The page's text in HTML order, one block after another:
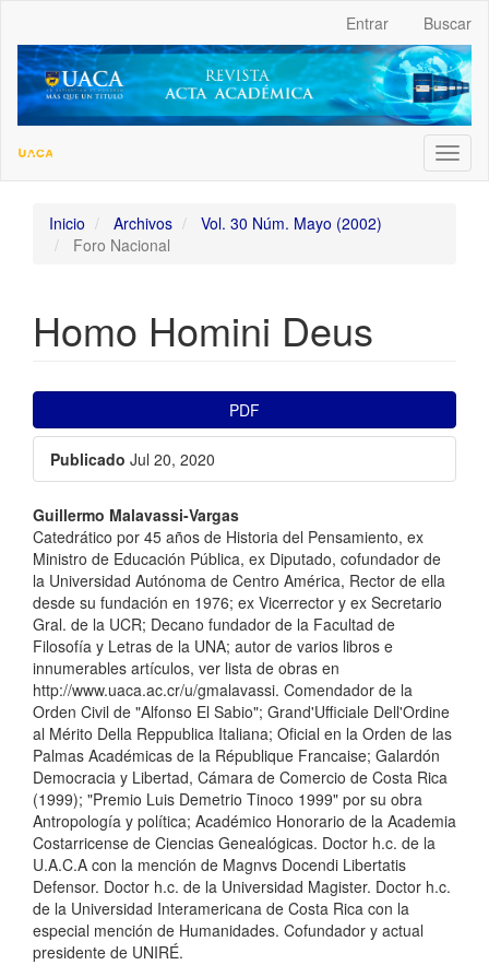
##plugins.themes.bootstrap3.accessible_menu.main_content##
##plugins.themes.bootstrap3.accessible_menu.sidebar##
Entrar Buscar
Inicio Archivos
Vol. 30 Núm. Mayo (2002)
Foro Nacional
Homo Homini Deus
PDF
Publicado Jul 20, 2020
Guillermo Malavassi-Vargas
Catedrático por 45 años de Historia del Pensamiento, ex
Ministro de Educación Pública, ex Diputado, cofundador de
la Universidad Autónoma de Centro América, Rector de ella
desde su fundación en 1976; ex Vicerrector y ex Secretario
Gral. de la UCR; Decano fundador de la Facultad de
Filosofía y Letras de la UNA; autor de varios libros e
innumerables artículos, ver lista de obras en
http://www.uaca.ac.cr/u/gmalavassi. Comendador de la
Orden Civil de "Alfonso El Sabio"; Grand'Ufficiale Dell'Ordine
al Mérito Della Reppublica Italiana; Oficial en la Orden de las
Palmas Académicas de la République Francaise; Galardón
Democracia y Libertad, Cámara de Comercio de Costa Rica
(1999); "Premio Luis Demetrio Tinoco 1999" por su obra
Antropología y política; Académico Honorario de la Academia
Costarricense de Ciencias Genealógicas. Doctor h.c. de la
U.A.C.A con la mención de Magnvs Docendi Libertatis
Defensor. Doctor h.c. de la Universidad Magister. Doctor h.c.
de la Universidad Interamericana de Costa Rica con la
especial mención de Humanidades. Cofundador y actual
presidente de UNIRÉ.